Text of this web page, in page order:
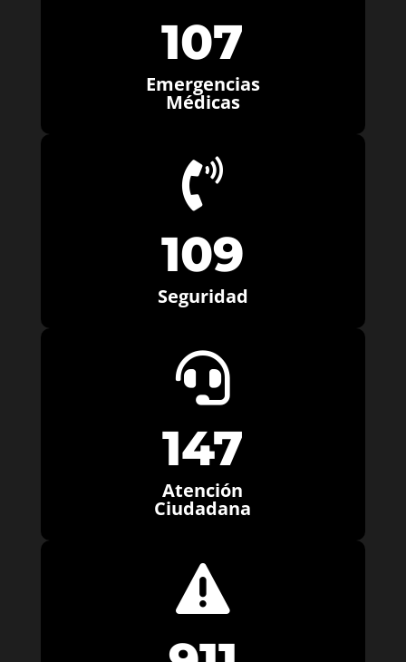
107
Emergencias
Médicas

109
Seguridad

147
Atención
Ciudadana
